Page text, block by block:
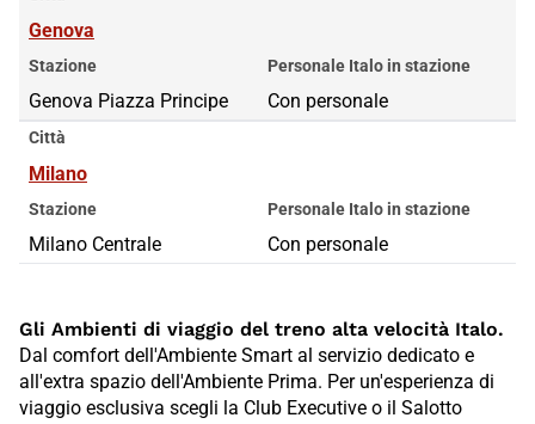
Genova
Stazione
Genova Piazza Principe
Personale Italo in stazione
Con personale
Città
Milano
Stazione
Milano Centrale
Personale Italo in stazione
Con personale
Gli Ambienti di viaggio del treno alta velocità Italo.
Dal comfort dell'Ambiente Smart al servizio dedicato e
all'extra spazio dell'Ambiente Prima. Per un'esperienza di
viaggio esclusiva scegli la Club Executive o il Salotto